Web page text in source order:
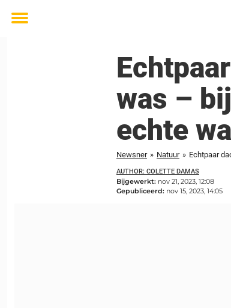
Toggle
was –
echte
Newsner » Natuur » Echtpaar
AUTHOR: COLETTE DAMAS
Bijgewerkt: nov 21, 2023, 12:08
Gepubliceerd: nov 15, 2023, 14:05